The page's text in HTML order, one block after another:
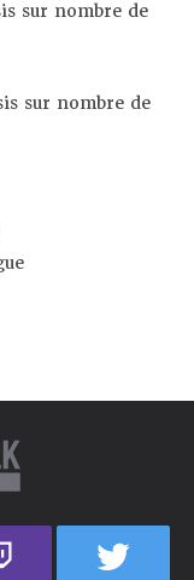
sur nombre de
sur nombre de